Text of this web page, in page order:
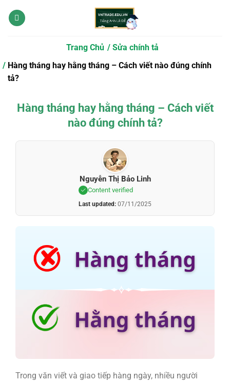
qua
Trang Chủ
Sửa chính tả
Hàng tháng hay hằng tháng – Cách viết nào đúng chính
tả?
Hàng tháng hay hằng tháng – Cách viết
nào đúng chính tả?
Nguyễn Thị Bảo Linh
Content verified
Last updated: 07/11/2025
Trong văn viết và giao tiếp hàng ngày, nhiều người